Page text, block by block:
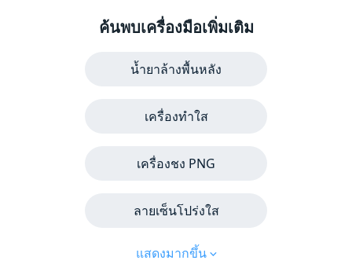
ค้นพบเครื่องมือเพิ่มเติม
น้ำยาล้างพื้นหลัง
เครื่องทำใส
เครื่องชง PNG
ลายเซ็นโปร่งใส
แสดงมากขึ้น